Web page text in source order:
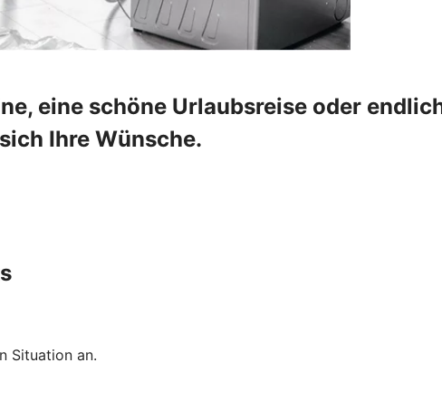
eine schöne Urlaubsreise oder
Ihre Wünsche.
Situation an.